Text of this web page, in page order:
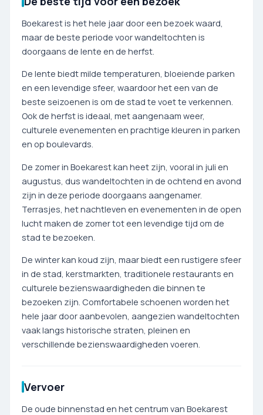
Boekarest is het hele jaar door een bezoek waard,
maar de beste periode voor wandeltochten is
doorgaans de lente en de herfst.
De lente biedt milde temperaturen, bloeiende parken
en een levendige sfeer, waardoor het een van de
beste seizoenen is om de stad te voet te verkennen.
Ook de herfst is ideaal, met aangenaam weer,
culturele evenementen en prachtige kleuren in parken
en op boulevards.
De zomer in Boekarest kan heet zijn, vooral in juli en
augustus, dus wandeltochten in de ochtend en avond
zijn in deze periode doorgaans aangenamer.
Terrasjes, het nachtleven en evenementen in de open
lucht maken de zomer tot een levendige tijd om de
stad te bezoeken.
De winter kan koud zijn, maar biedt een rustigere sfeer
in de stad, kerstmarkten, traditionele restaurants en
culturele bezienswaardigheden die binnen te
bezoeken zijn. Comfortabele schoenen worden het
hele jaar door aanbevolen, aangezien wandeltochten
vaak langs historische straten, pleinen en
verschillende bezienswaardigheden voeren.
Vervoer
De oude binnenstad en het centrum van Boekarest